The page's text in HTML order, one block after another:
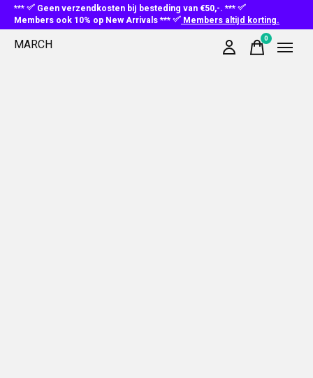
***
Geen verzendkosten bij besteding van €50,-. ***
Members ook 10% op New Arrivals ***
Members altijd korting.
MARCH 0items